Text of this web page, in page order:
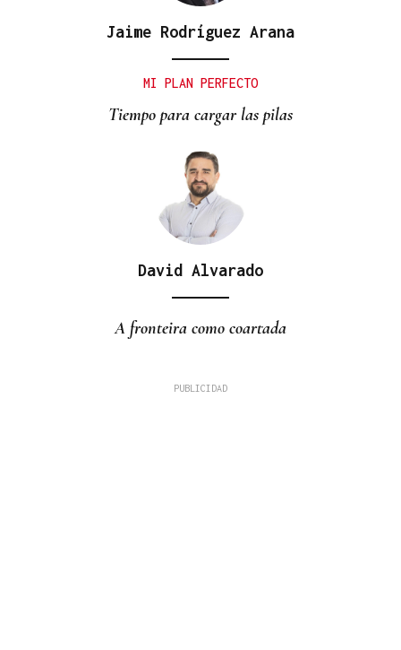
Jaime Rodríguez Arana
MI PLAN PERFECTO
Tiempo para cargar las pilas
David Alvarado
A fronteira como coartada